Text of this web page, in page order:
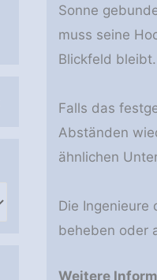
Sonne
muss seine
Blickfeld bleibt.
Falls das
Abständen
ähnlichen
Die Ingenieure
beheben oder
Weitere